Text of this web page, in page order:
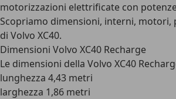
motorizzazioni elettrificate con potenze
Scopriamo dimensioni, interni, motori,
di Volvo XC40.
Dimensioni Volvo XC40 Recharge
Le dimensioni della Volvo XC40
lunghezza 4,43 metri
larghezza 1,86 metri